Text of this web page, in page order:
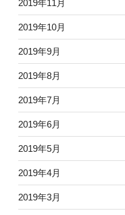
2019年11月
2019年10月
2019年9月
2019年8月
2019年7月
2019年6月
2019年5月
2019年4月
2019年3月